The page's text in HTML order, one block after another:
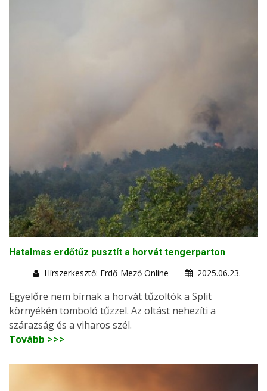
Hatalmas erdőtűz pusztít a horvát tengerparton
Hírszerkesztő: Erdő-Mező Online
2025.06.23.
Egyelőre nem bírnak a horvát tűzoltók a Split
környékén tomboló tűzzel. Az oltást nehezíti a
szárazság és a viharos szél.
Tovább >>>